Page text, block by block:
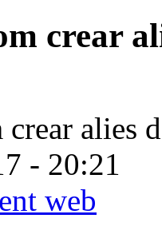
crear
alies
- 20:21
web